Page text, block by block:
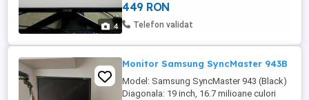
4
Diagonală: 23,8" IPS Rezoluție: Full HD
(1920x1080) Frecvență: 144 Hz Timp de
449 RON
Telefon validat
Monitor Samsung SyncMaster 943B
Model: Samsung SyncMaster 943 (Black)
Diagonala: 19 inch, 16.7 milioane culori